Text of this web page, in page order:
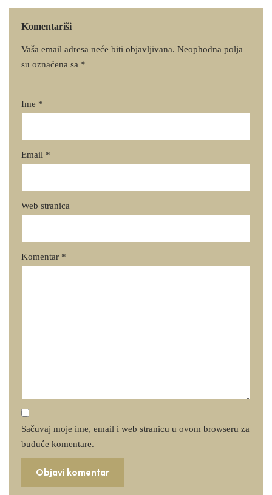
Komentariši
Vaša email adresa neće biti objavljivana. Neophodna polja
su označena sa *
Ime *
Email *
Web stranica
Komentar *
Sačuvaj moje ime, email i web stranicu u ovom browseru za
buduće komentare.